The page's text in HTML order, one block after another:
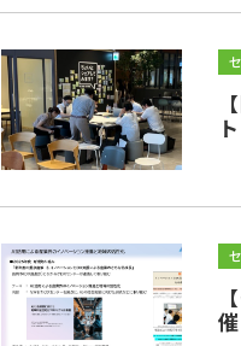
ト
催